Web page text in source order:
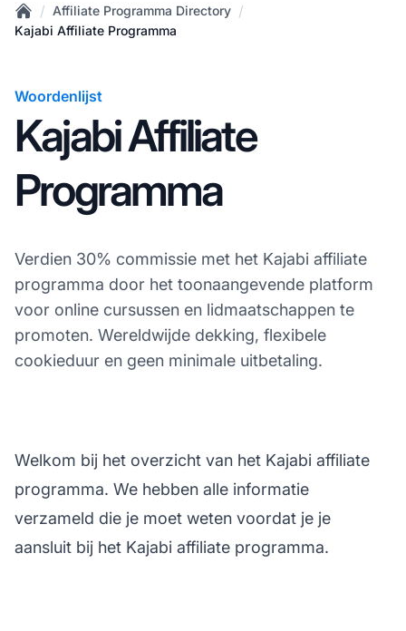
Home
/ Affiliate Programma Directory /
Kajabi Affiliate Programma
Woordenlijst
Kajabi Affiliate
Programma
Verdien 30% commissie met het Kajabi affiliate
programma door het toonaangevende platform
voor online cursussen en lidmaatschappen te
promoten. Wereldwijde dekking, flexibele
cookieduur en geen minimale uitbetaling.
Welkom bij het overzicht van het Kajabi affiliate
programma. We hebben alle informatie
verzameld die je moet weten voordat je je
aansluit bij het Kajabi affiliate programma.